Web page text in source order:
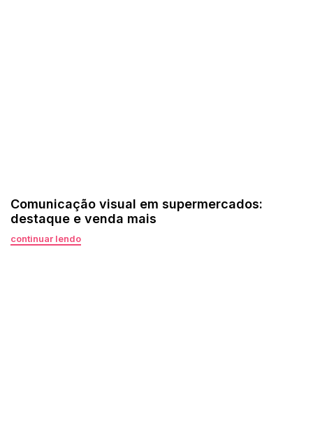
Comunicação visual em supermercados:
destaque e venda mais
continuar lendo